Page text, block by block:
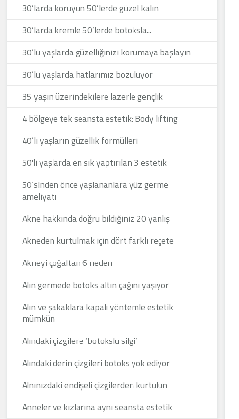
30’larda koruyun 50’lerde güzel kalın
30’larda kremle 50’lerde botoksla...
30’lu yaşlarda güzelliğinizi korumaya başlayın
30’lu yaşlarda hatlarımız bozuluyor
35 yaşın üzerindekilere lazerle gençlik
4 bölgeye tek seansta estetik: Body lifting
40’lı yaşların güzellik formülleri
50'li yaşlarda en sık yaptırılan 3 estetik
50’sinden önce yaşlananlara yüz germe
ameliyatı
Akne hakkında doğru bildiğiniz 20 yanlış
Akneden kurtulmak için dört farklı reçete
Akneyi çoğaltan 6 neden
Alın germede botoks altın çağını yaşıyor
Alın ve şakaklara kapalı yöntemle estetik
mümkün
Alındaki çizgilere ‘botokslu silgi’
Alındaki derin çizgileri botoks yok ediyor
Alnınızdaki endişeli çizgilerden kurtulun
Anneler ve kızlarına aynı seansta estetik